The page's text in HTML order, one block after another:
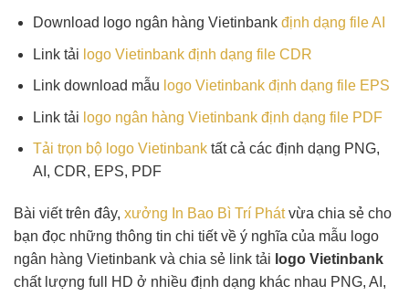
Download logo ngân hàng Vietinbank định dạng file AI
Link tải logo Vietinbank định dạng file CDR
Link download mẫu logo Vietinbank định dạng file EPS
Link tải logo ngân hàng Vietinbank định dạng file PDF
Tải trọn bộ logo Vietinbanktất cả các định dạng PNG,
AI, CDR, EPS, PDF
Bài viết trên đây, xưởng In Bao Bì Trí Phátvừa chia sẻ cho
bạn đọc những thông tin chi tiết về ý nghĩa của mẫu logo
ngân hàng Vietinbank và chia sẻ link tải logo Vietinbank
chất lượng full HD ở nhiều định dạng khác nhau PNG, AI,